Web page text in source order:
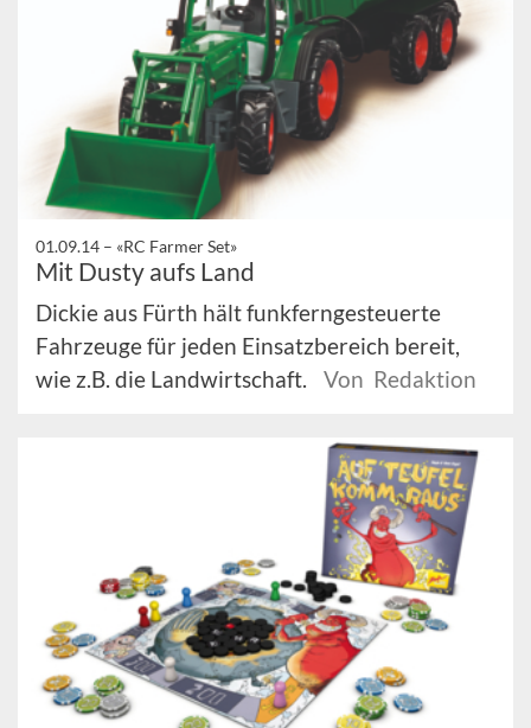
01.09.14 – «RC Farmer Set»
Mit Dusty aufs Land
Dickie aus Fürth hält funkferngesteuerte
Fahrzeuge für jeden Einsatzbereich bereit,
wie z.B. die Landwirtschaft.
Von Redaktion